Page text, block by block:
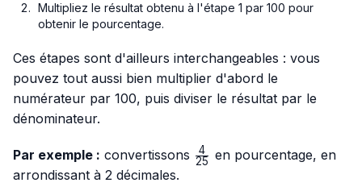
Multipliez le résultat obtenu à l'étape 1 par 100 pour
obtenir le pourcentage.
Ces étapes sont d'ailleurs interchangeables : vous
pouvez tout aussi bien multiplier d'abord le
numérateur par 100, puis diviser le résultat par le
dénominateur.
Par exemple : convertissons \frac{4}
25
4
en pourcentage, en
arrondissant à 2 décimales.